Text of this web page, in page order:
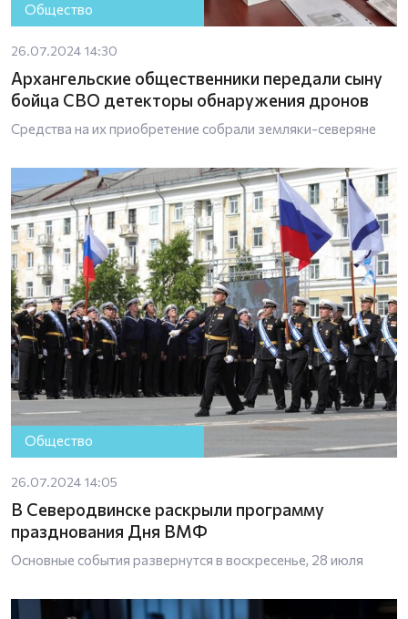
Общество
26.07.2024 14:30
Архангельские общественники передали сыну
бойца СВО детекторы обнаружения дронов
Средства на их приобретение собрали земляки-северяне
Общество
26.07.2024 14:05
В Северодвинске раскрыли программу
празднования Дня ВМФ
Основные события развернутся в воскресенье, 28 июля